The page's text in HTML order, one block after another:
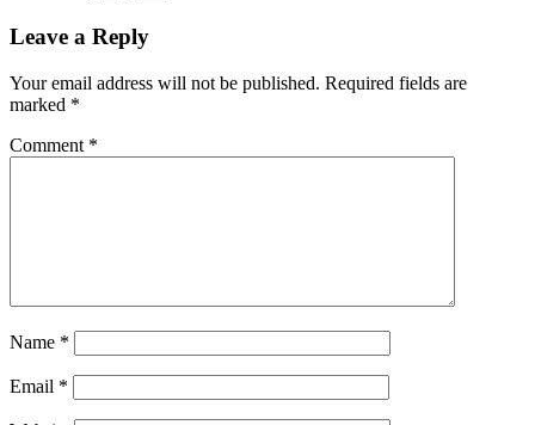
Leave a Reply
Your email address will not be published. Required fields are
marked *
Comment *
Name *
Email *